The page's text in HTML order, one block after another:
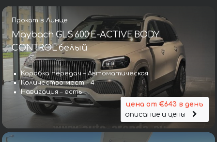
Прокат в Линце
Maybach GLS 600 E-ACTIVE BODY
CONTROL белый
Коробка передач – Автоматическая
Количество мест – 4
Навигация – есть
цена от €643 в день
описание и цены